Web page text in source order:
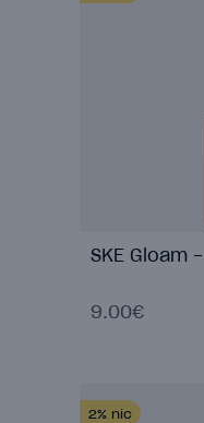
SKE Gloam
9.00€
2% nic